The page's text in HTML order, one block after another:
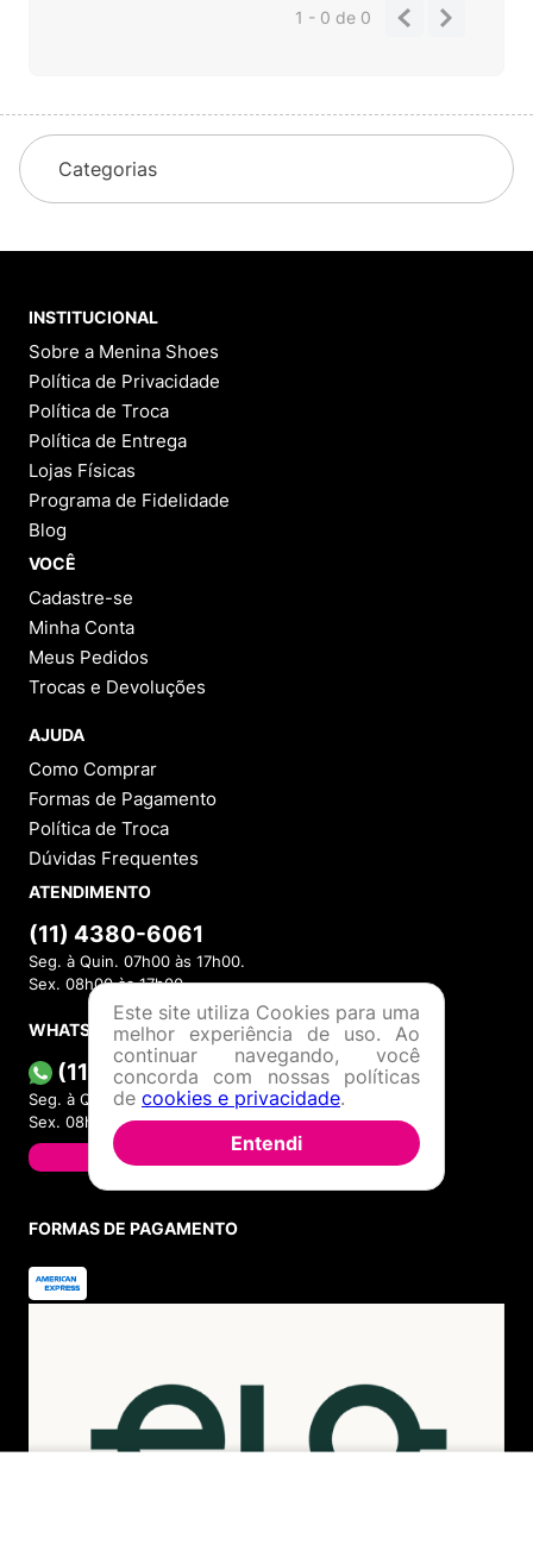
1 - 0de 0
Categorias
INSTITUCIONAL
Sobre a Menina Shoes
Política de Privacidade
Política de Troca
Política de Entrega
Lojas Físicas
Programa de Fidelidade
Blog
VOCÊ
Cadastre-se
Minha Conta
Meus Pedidos
Trocas e Devoluções
AJUDA
Como Comprar
Formas de Pagamento
Política de Troca
Dúvidas Frequentes
ATENDIMENTO
(11) 4380-6061
Seg. à Quin. 07h00 às 17h00.
Sex. 08h00 às 17h00.
WHATSAPP
(11) 4380-6061
Seg. à Quin. 07h00 às 17h00.
Sex. 08h00 às 17h00.
FALAR AGORA
FORMAS DE PAGAMENTO
Este site utiliza Cookies para uma
melhor experiência de uso. Ao
continuar navegando, você
concorda com nossas políticas
de cookies e privacidade.
Entendi